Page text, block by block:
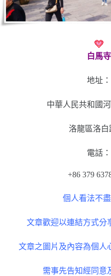
白馬寺
地址：
中華人民共和國
洛龍區洛白
電話：
+86 379
個人看法不
文章歡迎以連結方式分
文章之圖片及內容為個人
需事先告知經同意